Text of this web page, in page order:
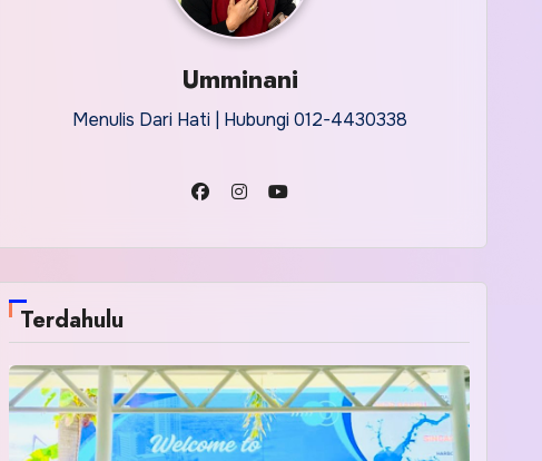
Umminani
Menulis Dari Hati | Hubungi 012-4430338
Terdahulu